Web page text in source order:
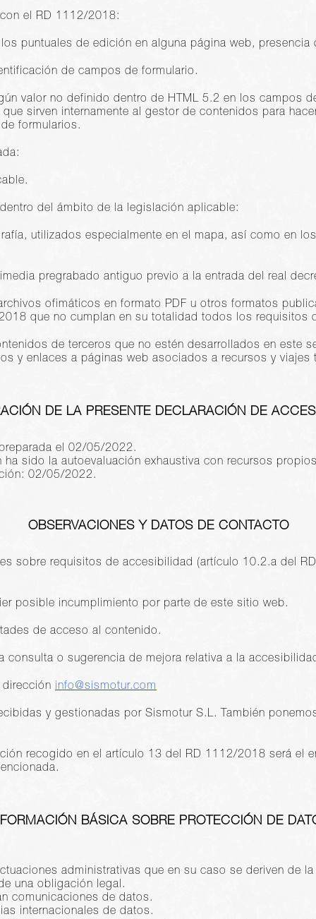
el RD 1112/2018:
puntuales de edición en alguna página web, presencia
de campos de formulario.
valor no definido dentro de HTML 5.2 en los campos
que sirven internamente al gestor de contenidos para
formularios.
del ámbito de la legislación aplicable:
utilizados especialmente en el mapa, así como en
pregrabado antiguo previo a la entrada del real
ofimáticos en formato PDF u otros formatos
que no cumplan en su totalidad todos los requisitos
de terceros que no estén desarrollados en este
y enlaces a páginas web asociados a recursos y
DE LA PRESENTE DECLARACIÓN DE
el 02/05/2022.
ha sido la autoevaluación exhaustiva con recursos
02/05/2022.
OBSERVACIONES Y DATOS DE CONTACTO
sobre requisitos de accesibilidad (artículo 10.2.a del
posible incumplimiento por parte de este sitio web.
de acceso al contenido.
consulta o sugerencia de mejora relativa a la
dirección info@sismotur.com
y gestionadas por Sismotur S.L. También
recogido en el artículo 13 del RD 1112/2018 será el
BÁSICA SOBRE PROTECCIÓN DE
administrativas que en su caso se deriven de
una obligación legal.
comunicaciones de datos.
internacionales de datos.